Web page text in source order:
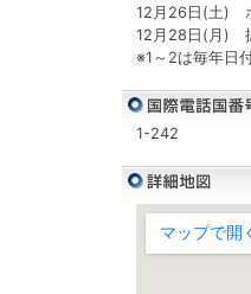
12月26日(土)
12月28日(月)
※1～2は毎年日
1-242